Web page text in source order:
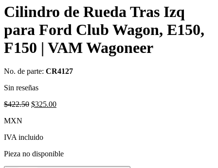
Cilindro de Rueda Tras Izq
para Ford Club Wagon, E150,
F150 | VAM Wagoneer
No. de parte: CR4127
Sin reseñas
$422.50 Original
$325.00Current
MXN
IVA incluido
Pieza no disponible